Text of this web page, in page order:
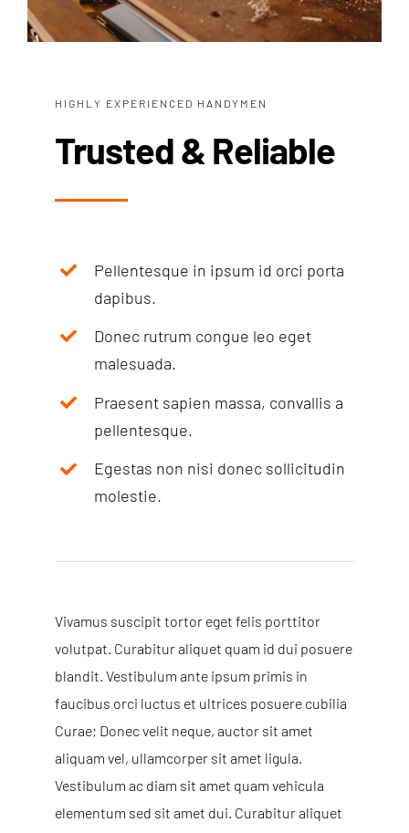
HIGHLY EXPERIENCED HANDYMEN
Trusted & Reliable
Pellentesque in ipsum id orci porta
dapibus.
Donec rutrum congue leo eget
malesuada.
Praesent sapien massa, convallis a
pellentesque.
Egestas non nisi donec sollicitudin
molestie.
Vivamus suscipit tortor eget felis porttitor
volutpat. Curabitur aliquet quam id dui posuere
blandit. Vestibulum ante ipsum primis in
faucibus orci luctus et ultrices posuere cubilia
Curae; Donec velit neque, auctor sit amet
aliquam vel, ullamcorper sit amet ligula.
Vestibulum ac diam sit amet quam vehicula
elementum sed sit amet dui. Curabitur aliquet